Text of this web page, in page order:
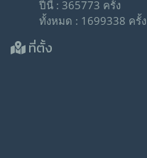
ปีนี้ : 365773 ครั้ง
ทั้งหมด : 1699338 ครั้ง
ที่ตั้ง